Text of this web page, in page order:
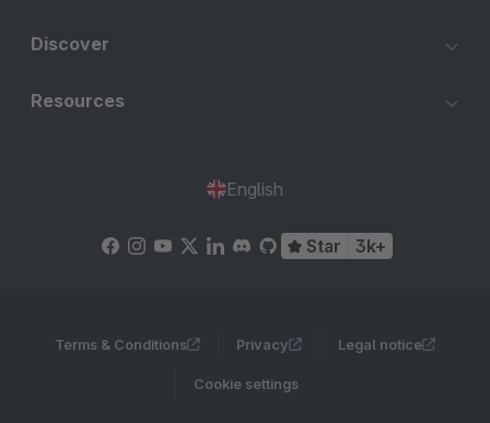
Discover
Resources
English
Star 3k+
Terms & Conditions Privacy Legal notice
Cookie settings